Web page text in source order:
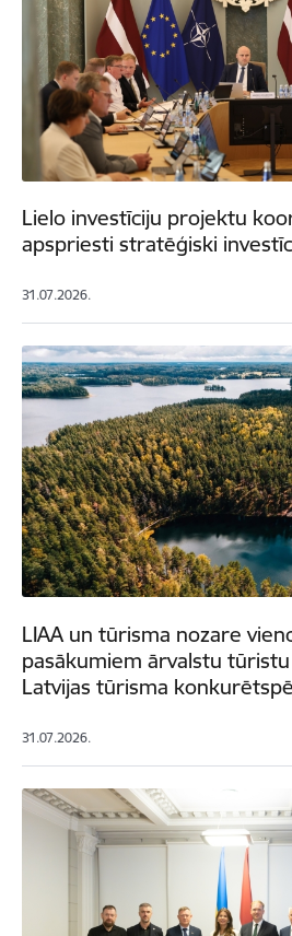
Lielo investīciju projektu
apspriesti stratēģiski
31.07.2026.
LIAA un tūrisma nozare
pasākumiem ārvalstu
Latvijas tūrisma
31.07.2026.